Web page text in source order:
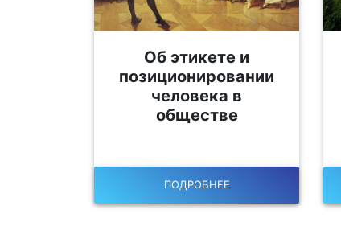
Об этикете и
позиционировании
человека в
обществе
ПОДРОБНЕЕ